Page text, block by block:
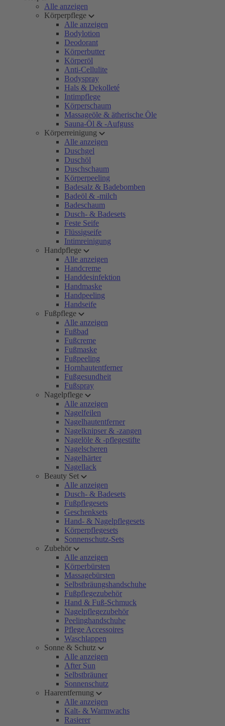
Alle anzeigen
Körperpflege
Alle anzeigen
Bodylotion
Deodorant
Körperbutter
Körperöl
Anti-Cellulite
Bodyspray
Hals & Dekolleté
Intimpflege
Körperschaum
Massageöle & ätherische Öle
Sauna-Öl & -Aufguss
Körperreinigung
Alle anzeigen
Duschgel
Duschöl
Duschschaum
Körperpeeling
Badesalz & Badebomben
Badeöl & -milch
Badeschaum
Dusch- & Badesets
Feste Seife
Flüssigseife
Intimreinigung
Handpflege
Alle anzeigen
Handcreme
Handdesinfektion
Handmaske
Handpeeling
Handseife
Fußpflege
Alle anzeigen
Fußbad
Fußcreme
Fußmaske
Fußpeeling
Hornhautentferner
Fußgesundheit
Fußspray
Nagelpflege
Alle anzeigen
Nagelfeilen
Nagelhautentferner
Nagelknipser & -zangen
Nagelöle & -pflegestifte
Nagelscheren
Nagelhärter
Nagellack
Beauty Set
Alle anzeigen
Dusch- & Badesets
Fußpflegesets
Geschenksets
Hand- & Nagelpflegesets
Körperpflegesets
Sonnenschutz-Sets
Zubehör
Alle anzeigen
Körperbürsten
Massagebürsten
Selbstbräungshandschuhe
Fußpflegezubehör
Hand & Fuß-Schmuck
Nagelpflegezubehör
Peelinghandschuhe
Pflege Accessoires
Waschlappen
Sonne & Schutz
Alle anzeigen
After Sun
Selbstbräuner
Sonnenschutz
Haarentfernung
Alle anzeigen
Kalt- & Warmwachs
Rasierer